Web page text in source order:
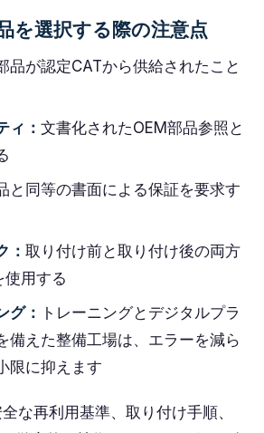
を選択する際の注意点
品が認定CATから供給されたこと
ィ： 文書化されたOEM部品参照と
と同等の書面による保証を要求す
： 取り付け前と取り付け後の両方
使用する
グ：
トレーニングとデジタルプラ
備えた整備工場は、エラーを減ら
限に抑えます
な再利用基準、取り付け手順、